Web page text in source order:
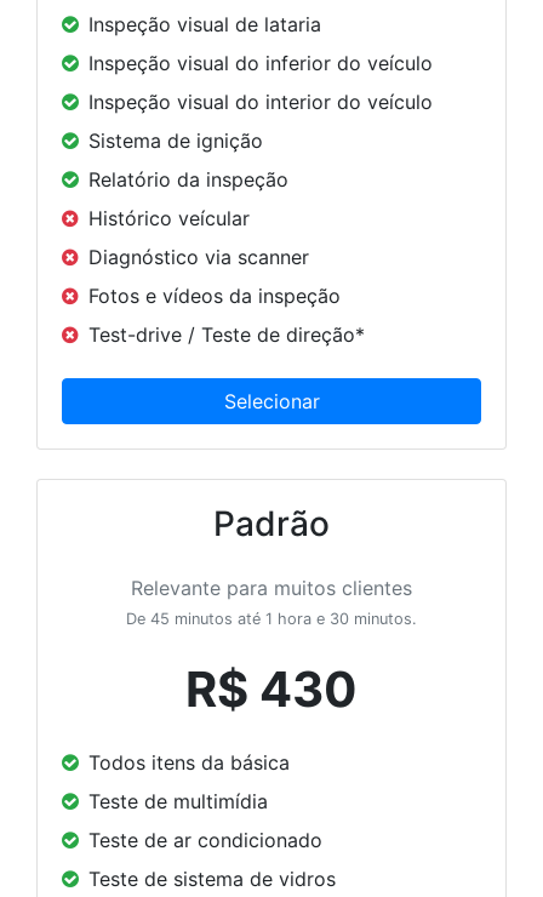
Inspeção visual de lataria
Inspeção visual do inferior do veículo
Inspeção visual do interior do veículo
Sistema de ignição
Relatório da inspeção
Histórico veícular
Diagnóstico via scanner
Fotos e vídeos da inspeção
Test-drive / Teste de direção*
Padrão
Relevante para muitos clientes
De 45 minutos até 1 hora e 30 minutos.
R$ 430
Todos itens da básica
Teste de multimídia
Teste de ar condicionado
Teste de sistema de vidros